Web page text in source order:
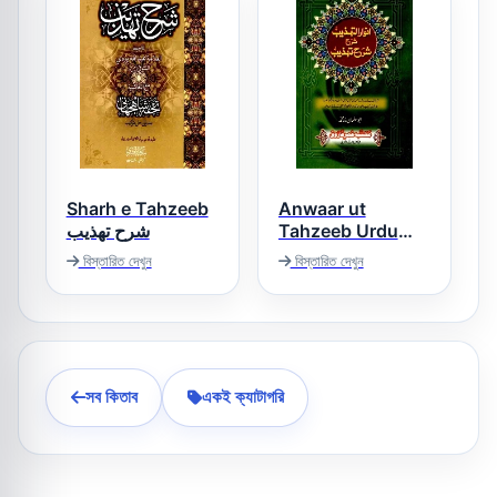
Sharh e Tahzeeb
شرح تھذیب
বিস্তারিত দেখুন
Anwaar ut
Tahzeeb Urdu
Sharh Sharh ut
Tahzeeb انوار
التھذیب اردو شرح
شرح تھذیب
বিস্তারিত দেখুন
সব কিতাব একই ক্যাটাগরি